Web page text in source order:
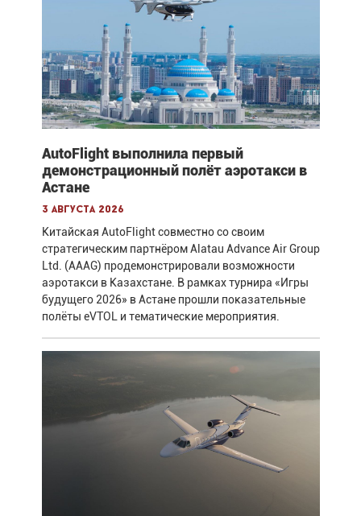
AutoFlight выполнила первый
демонстрационный полёт аэротакси в
Астане
3 августа 2026
Китайская AutoFlight совместно со своим
стратегическим партнёром Alatau Advance Air Group
Ltd. (AAAG) продемонстрировали возможности
аэротакси в Казахстане. В рамках турнира «Игры
будущего 2026» в Астане прошли показательные
полёты eVTOL и тематические мероприятия.